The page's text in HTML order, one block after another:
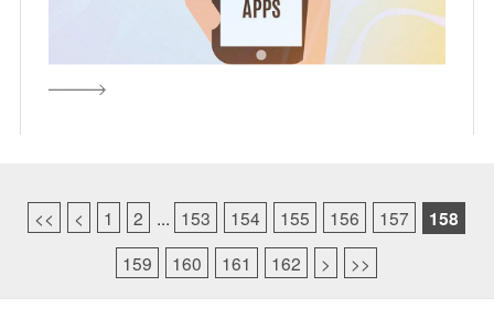
<< < 1 2 ... 153 154 155 156 157 158
159 160 161 162 > >>